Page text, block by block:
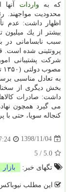
كه به واردات
محدودیت مواجهند.
اظهار داشت: عدم
بیشتر از یك
سبب نابسامانی در
پروتئینی شده است.
شركت پشتیبانی
به تعادل مناسبی
بخش دیگری از
می گیرد همچون
كنجاله سویا، حتی
1398/11/04
5.0
/
5
تگهای خبر:
بازار
این مطلب